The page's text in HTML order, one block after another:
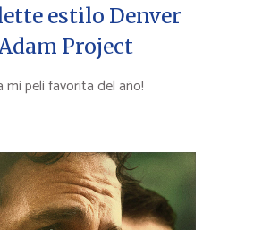
estilo Denver
Project
mi peli favorita del año!